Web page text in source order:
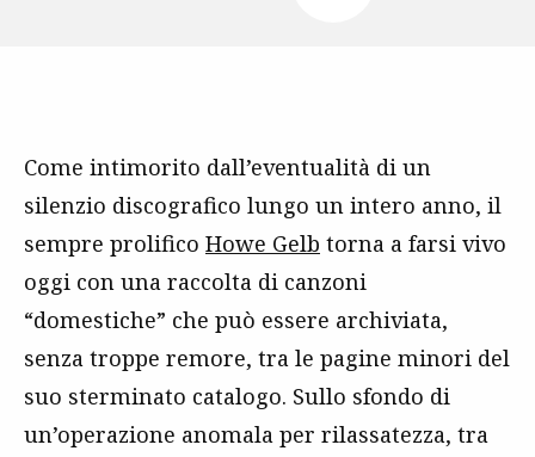
Come intimorito dall’eventualità di un
silenzio discografico lungo un intero anno, il
sempre prolifico Howe Gelb torna a farsi vivo
oggi con una raccolta di canzoni
“domestiche” che può essere archiviata,
senza troppe remore, tra le pagine minori del
suo sterminato catalogo. Sullo sfondo di
un’operazione anomala per rilassatezza, tra